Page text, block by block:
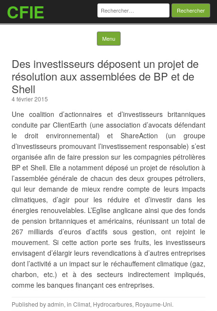
CFIE Rechercher :
Menu Skip to content
Des investisseurs déposent un projet de
résolution aux assemblées de BP et de
Shell
4 février 2015
Une coalition d’actionnaires et d’investisseurs britanniques
conduite par ClientEarth (une association d’avocats défendant
le droit environnemental) et ShareAction (un groupe
d’investisseurs promouvant l’investissement responsable) s’est
organisée afin de faire pression sur les compagnies pétrolières
BP et Shell. Elle a notamment déposé un projet de résolution à
l’assemblée générale de chacun des deux groupes pétroliers,
qui leur demande de mieux rendre compte de leurs impacts
climatiques, d’agir pour les réduire et d’investir dans les
énergies renouvelables. L’Eglise anglicane ainsi que des fonds
de pension britanniques et américains, réunissant un total de
267 milliards d’euros d’actifs sous gestion, ont rejoint le
mouvement. Si cette action porte ses fruits, les investisseurs
envisagent d’élargir leurs revendications à d’autres entreprises
dont l’activité a un impact sur le réchauffement climatique (gaz,
charbon, etc.) et à des secteurs indirectement impliqués,
comme les banques finançant ces entreprises.
Published byadmin, in Climat, Hydrocarbures, Royaume-Uni.